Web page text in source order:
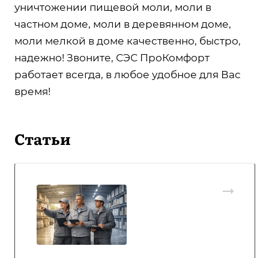
уничтожении пищевой моли, моли в
частном доме, моли в деревянном доме,
моли мелкой в доме качественно, быстро,
надежно! Звоните, СЭС ПроКомфорт
работает всегда, в любое удобное для Вас
время!
Статьи